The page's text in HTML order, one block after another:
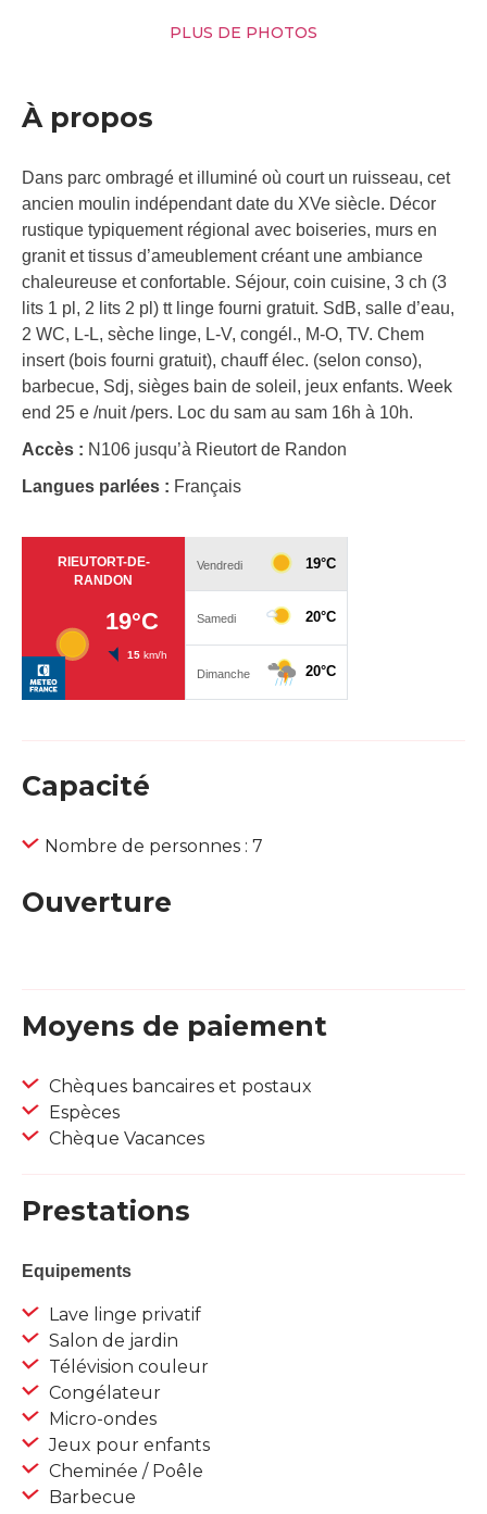
PLUS DE PHOTOS
À propos
Dans parc ombragé et illuminé où court un ruisseau, cet
ancien moulin indépendant date du XVe siècle. Décor
rustique typiquement régional avec boiseries, murs en
granit et tissus d’ameublement créant une ambiance
chaleureuse et confortable. Séjour, coin cuisine, 3 ch (3
lits 1 pl, 2 lits 2 pl) tt linge fourni gratuit. SdB, salle d’eau,
2 WC, L-L, sèche linge, L-V, congél., M-O, TV. Chem
insert (bois fourni gratuit), chauff élec. (selon conso),
barbecue, Sdj, sièges bain de soleil, jeux enfants. Week
end 25 e /nuit /pers. Loc du sam au sam 16h à 10h.
Accès : N106 jusqu’à Rieutort de Randon
Langues parlées : Français
Capacité
Nombre de personnes : 7
Ouverture
Moyens de paiement
Chèques bancaires et postaux
Espèces
Chèque Vacances
Prestations
Equipements
Lave linge privatif
Salon de jardin
Télévision couleur
Congélateur
Micro-ondes
Jeux pour enfants
Cheminée / Poêle
Barbecue